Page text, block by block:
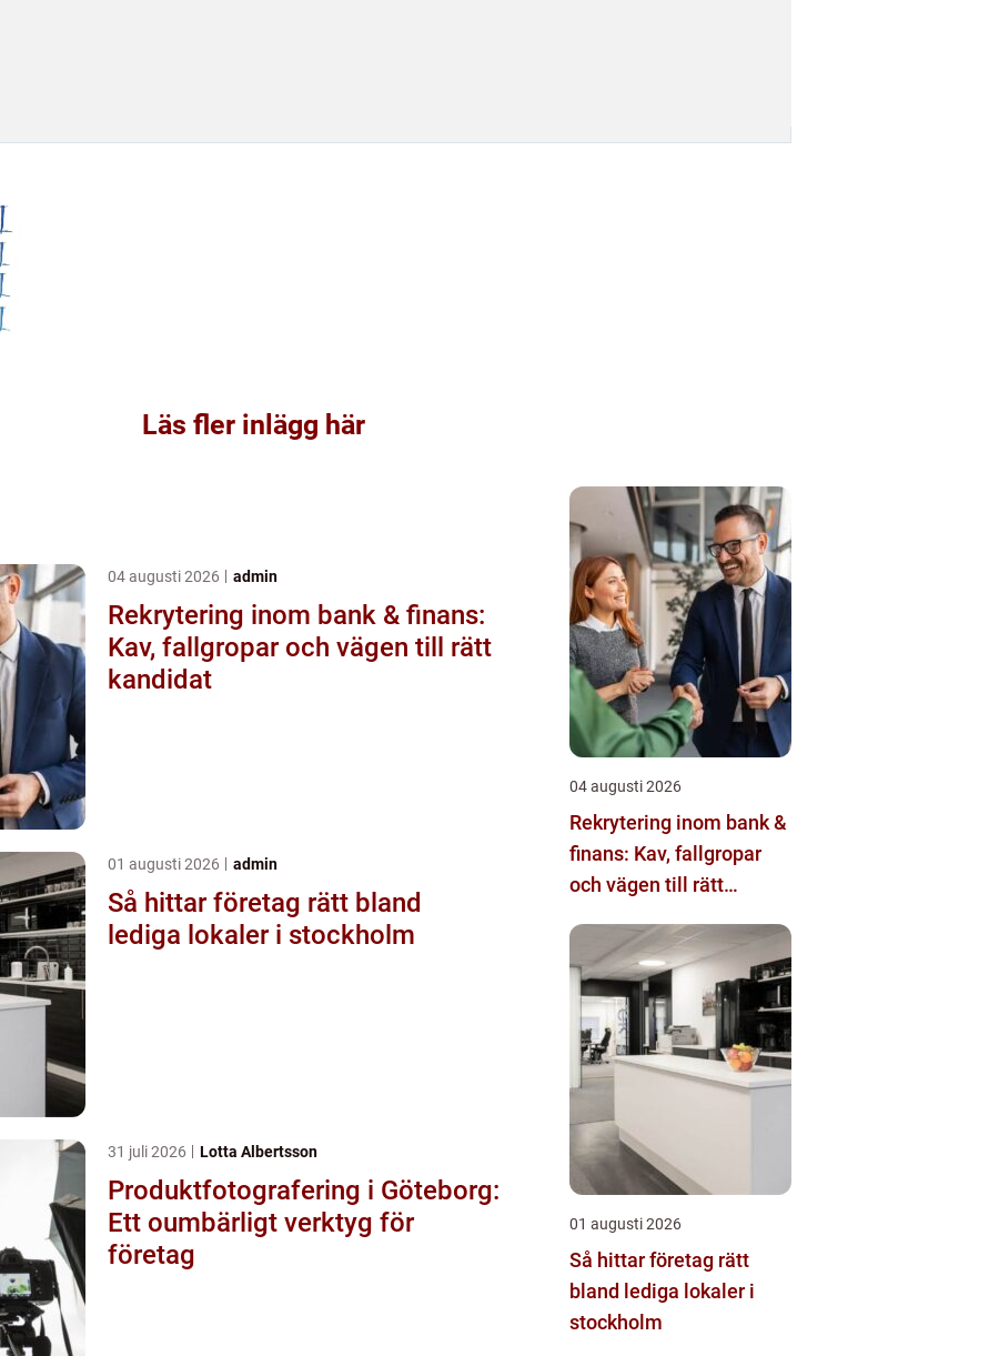
Läs fler inlägg här
04 augusti 2026 admin
Rekrytering inom bank & finans:
Kav, fallgropar och vägen till rätt
kandidat
01 augusti 2026 admin
Så hittar företag rätt bland
lediga lokaler i stockholm
31 juli 2026 Lotta Albertsson
Produktfotografering i Göteborg:
Ett oumbärligt verktyg för
företag
04 augusti 2026
Rekrytering inom bank &
finans: Kav, fallgropar
och vägen till rätt
01 augusti 2026
Så hittar företag rätt
bland lediga lokaler i
stockholm